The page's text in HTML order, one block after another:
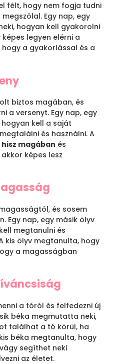
félt, hogy nem fogja tudni
Egy nap, egy
hogyan kell gyakorolni
legyen elérni a
a gyakorlással és a
biztos magában, és
a versenyt. Egy nap, egy
kell a saját
és használni. A
hisz magában és
képes lesz
és sosem
Egy nap, egy másik ölyv
megtanulni és
kis ölyv megtanulta, hogy
a magasságban
a tóról és felfedezni új
béka megmutatta neki,
találhat a tó körül, ha
béka megtanulta, hogy
segíthet neki
az életet.